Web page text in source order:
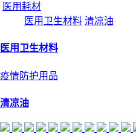
医用耗材
医用卫生材料 清凉油
医用卫生材料
疫情防护用品
清凉油